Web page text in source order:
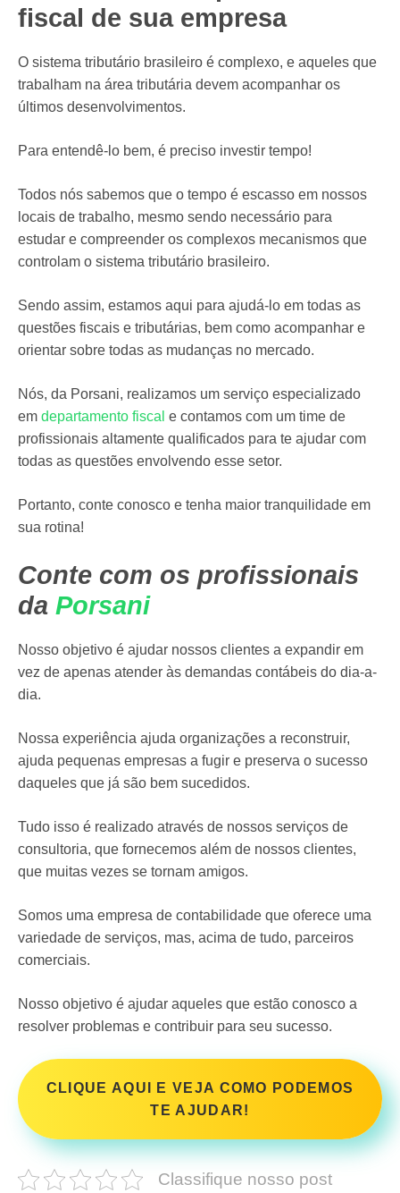
fiscal de sua empresa
O sistema tributário brasileiro é complexo, e aqueles que
trabalham na área tributária devem acompanhar os
últimos desenvolvimentos.
Para entendê-lo bem, é preciso investir tempo!
Todos nós sabemos que o tempo é escasso em nossos
locais de trabalho, mesmo sendo necessário para
estudar e compreender os complexos mecanismos que
controlam o sistema tributário brasileiro.
Sendo assim, estamos aqui para ajudá-lo em todas as
questões fiscais e tributárias, bem como acompanhar e
orientar sobre todas as mudanças no mercado.
Nós, da Porsani, realizamos um serviço especializado
em departamento fiscal e contamos com um time de
profissionais altamente qualificados para te ajudar com
todas as questões envolvendo esse setor.
Portanto, conte conosco e tenha maior tranquilidade em
sua rotina!
Conte com os profissionais
da Porsani
Nosso objetivo é ajudar nossos clientes a expandir em
vez de apenas atender às demandas contábeis do dia-a-
dia.
Nossa experiência ajuda organizações a reconstruir,
ajuda pequenas empresas a fugir e preserva o sucesso
daqueles que já são bem sucedidos.
Tudo isso é realizado através de nossos serviços de
consultoria, que fornecemos além de nossos clientes,
que muitas vezes se tornam amigos.
Somos uma empresa de contabilidade que oferece uma
variedade de serviços, mas, acima de tudo, parceiros
comerciais.
Nosso objetivo é ajudar aqueles que estão conosco a
resolver problemas e contribuir para seu sucesso.
CLIQUE AQUI E VEJA COMO PODEMOS
TE AJUDAR!
Classifique nosso post